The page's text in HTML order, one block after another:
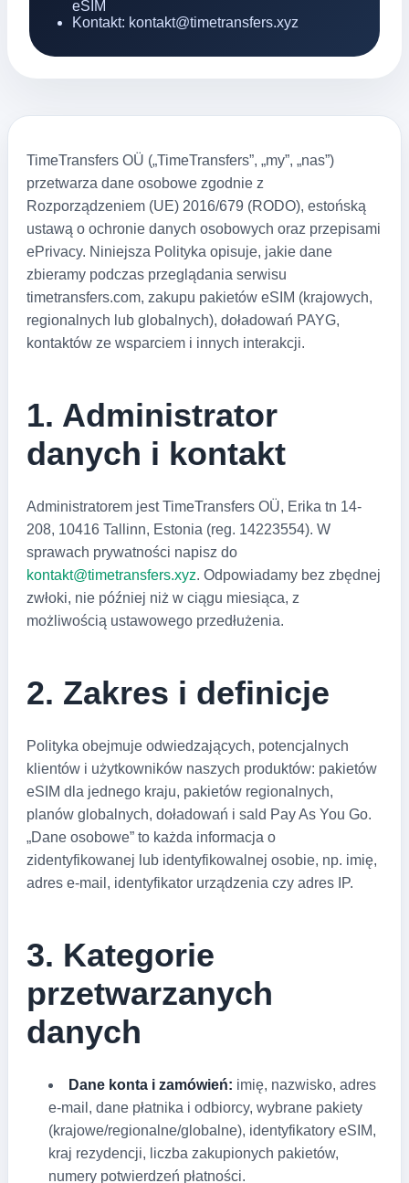
eSIM
Kontakt: kontakt@timetransfers.xyz
TimeTransfers OÜ („TimeTransfers”, „my”, „nas”)
przetwarza dane osobowe zgodnie z
Rozporządzeniem (UE) 2016/679 (RODO), estońską
ustawą o ochronie danych osobowych oraz przepisami
ePrivacy. Niniejsza Polityka opisuje, jakie dane
zbieramy podczas przeglądania serwisu
timetransfers.com, zakupu pakietów eSIM (krajowych,
regionalnych lub globalnych), doładowań PAYG,
kontaktów ze wsparciem i innych interakcji.
1. Administrator
danych i kontakt
Administratorem jest TimeTransfers OÜ, Erika tn 14-
208, 10416 Tallinn, Estonia (reg. 14223554). W
sprawach prywatności napisz do
kontakt@timetransfers.xyz. Odpowiadamy bez zbędnej
zwłoki, nie później niż w ciągu miesiąca, z
możliwością ustawowego przedłużenia.
2. Zakres i definicje
Polityka obejmuje odwiedzających, potencjalnych
klientów i użytkowników naszych produktów: pakietów
eSIM dla jednego kraju, pakietów regionalnych,
planów globalnych, doładowań i sald Pay As You Go.
„Dane osobowe” to każda informacja o
zidentyfikowanej lub identyfikowalnej osobie, np. imię,
adres e-mail, identyfikator urządzenia czy adres IP.
3. Kategorie
przetwarzanych
danych
Dane konta i zamówień: imię, nazwisko, adres
e-mail, dane płatnika i odbiorcy, wybrane pakiety
(krajowe/regionalne/globalne), identyfikatory eSIM,
kraj rezydencji, liczba zakupionych pakietów,
numery potwierdzeń płatności.